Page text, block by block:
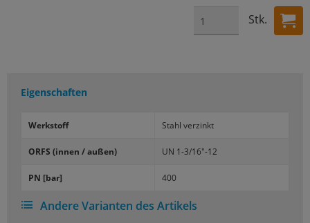
Stk.
Eigenschaften
Werk­stoff Stahl ver­zinkt
ORFS (innen / außen) UN 1-3/16"-12
PN [bar] 400
Andere Varianten des Artikels